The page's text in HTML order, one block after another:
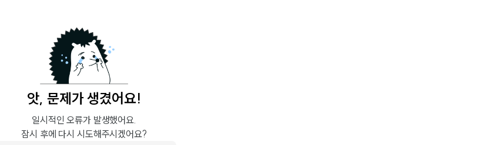
앗, 문제가 생겼어요!
일시적인 오류가 발생했어요.
잠시 후에 다시 시도해주시겠어요?